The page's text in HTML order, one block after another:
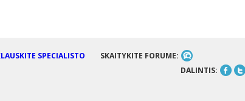
SKAITYKITE FORUME:
DALINTIS: